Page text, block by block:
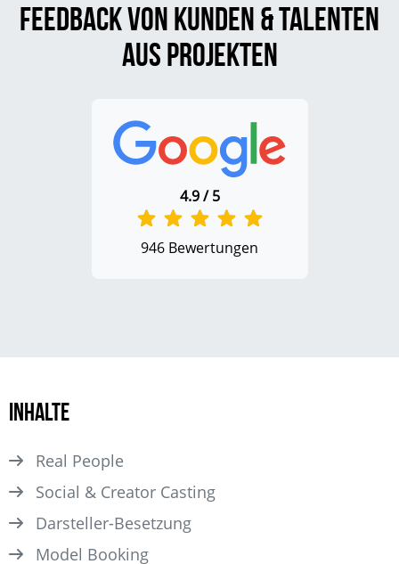
Feedback von Kunden & Talenten
aus Projekten
4.9 / 5
946 Bewertungen
Inhalte
Real People
Social & Creator Casting
Darsteller­-Besetzung
Model Booking